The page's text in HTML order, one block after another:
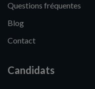
Questions fréquentes
Blog
Contact
Candidats